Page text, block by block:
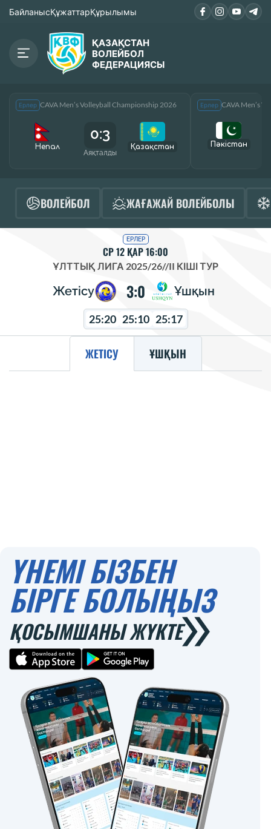
БайланысҚұжаттарҚұрылымы
ҚАЗАҚСТАН
ВОЛЕЙБОЛ
ФЕДЕРАЦИЯСЫ
Ерлер CAVA Men’s Volleyball Championship 2026
Непал
0:3
Аяқталды
Қазақcтан
Ерлер CAVA Men’s
Пәкістан
ВОЛЕЙБОЛ ЖАҒАЖАЙ ВОЛЕЙБОЛЫ
ЕРЛЕР
СР 12 ҚАР 16:00
ҰЛТТЫҚ ЛИГА 2025/26//II КІШІ ТУР
Жетісу 3:0 Ұшқын
25:20 25:10 25:17
ЖЕТІСУ ҰШҚЫН
ҮНЕМІ БІЗБЕН
БІРГЕ БОЛЫҢЫЗ
ҚОСЫМШАНЫ ЖҮКТЕ